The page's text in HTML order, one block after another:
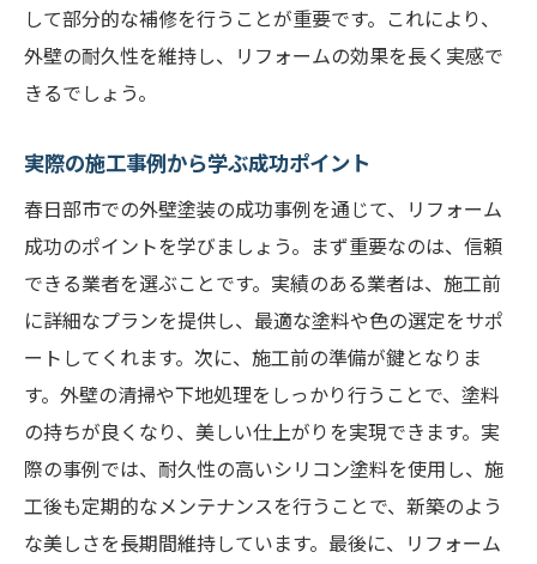
して部分的な補修を行うことが重要です。これにより、
外壁の耐久性を維持し、リフォームの効果を長く実感で
きるでしょう。
実際の施工事例から学ぶ成功ポイント
春日部市での外壁塗装の成功事例を通じて、リフォーム
成功のポイントを学びましょう。まず重要なのは、信頼
できる業者を選ぶことです。実績のある業者は、施工前
に詳細なプランを提供し、最適な塗料や色の選定をサポ
ートしてくれます。次に、施工前の準備が鍵となりま
す。外壁の清掃や下地処理をしっかり行うことで、塗料
の持ちが良くなり、美しい仕上がりを実現できます。実
際の事例では、耐久性の高いシリコン塗料を使用し、施
工後も定期的なメンテナンスを行うことで、新築のよう
な美しさを長期間維持しています。最後に、リフォーム